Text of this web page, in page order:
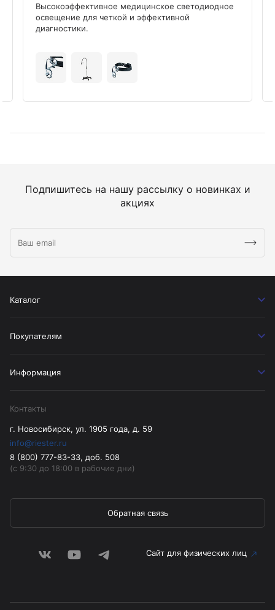
Высокоэффективное медицинское светодиодное
освещение для четкой и эффективной
диагностики.
Подпишитесь на нашу рассылку о новинках и
акциях
Каталог
Покупателям
Информация
Контакты
г. Новосибирск, ул. 1905 года, д. 59
info@riester.ru
8 (800) 777-83-33, доб. 508
(с 9:30 до 18:00 в рабочие дни)
Обратная связь
Сайт для физических лиц